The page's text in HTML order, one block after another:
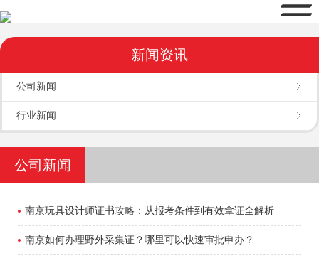
新闻资讯
公司新闻
行业新闻
公司新闻
南京玩具设计师证书攻略：从报考条件到有效拿证全解析
南京如何办理野外采集证？哪里可以快速审批申办？